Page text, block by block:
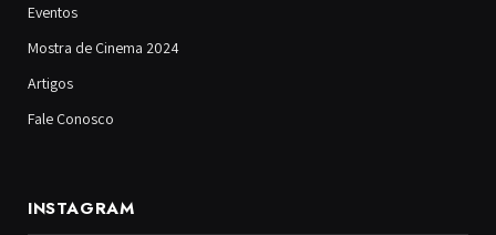
Eventos
Mostra de Cinema 2024
Artigos
Fale Conosco
INSTAGRAM